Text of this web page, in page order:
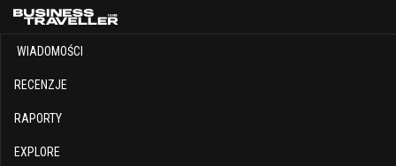
WIADOMOŚCI
RECENZJE
RAPORTY
EXPLORE